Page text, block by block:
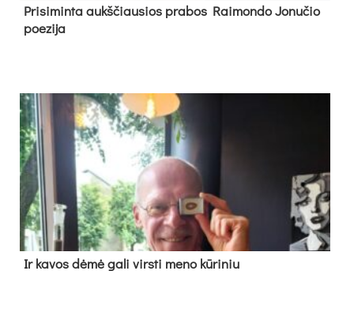
Pri­si­min­ta aukš­čiau­sios pra­bos Rai­mon­do Jo­nu­čio
poe­zi­ja
Ir ka­vos dė­mė ga­li virs­ti me­no kū­ri­niu